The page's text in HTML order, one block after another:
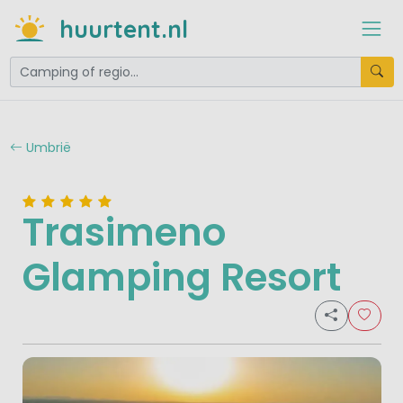
huurtent.nl
Umbrië
Trasimeno
Glamping Resort